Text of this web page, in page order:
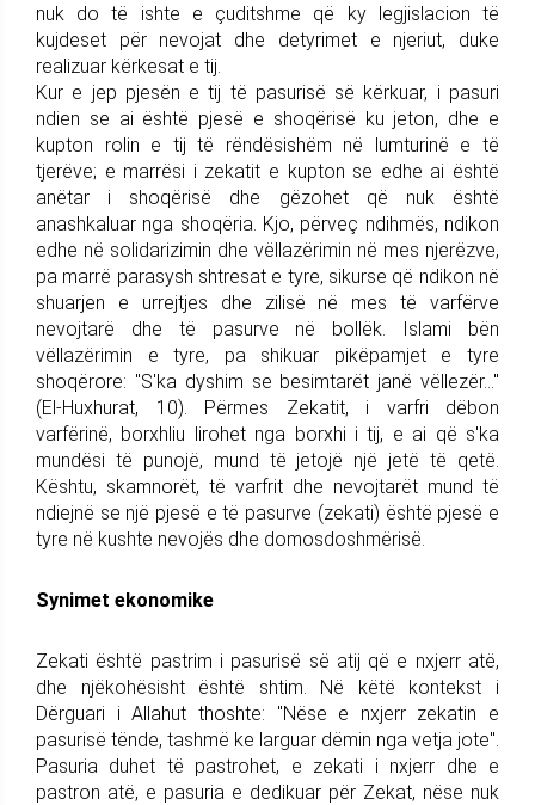
nuk do të ishte e çuditshme që ky legjislacion të
kujdeset për nevojat dhe detyrimet e njeriut, duke
realizuar kërkesat e tij.
Kur e jep pjesën e tij të pasurisë së kërkuar, i pasuri
ndien se ai është pjesë e shoqërisë ku jeton, dhe e
kupton rolin e tij të rëndësishëm në lumturinë e të
tjerëve; e marrësi i zekatit e kupton se edhe ai është
anëtar i shoqërisë dhe gëzohet që nuk është
anashkaluar nga shoqëria. Kjo, përveç ndihmës, ndikon
edhe në solidarizimin dhe vëllazërimin në mes njerëzve,
pa marrë parasysh shtresat e tyre, sikurse që ndikon në
shuarjen e urrejtjes dhe zilisë në mes të varfërve
nevojtarë dhe të pasurve në bollëk. Islami bën
vëllazërimin e tyre, pa shikuar pikëpamjet e tyre
shoqërore: "S'ka dyshim se besimtarët janë vëllezër..."
(El-Huxhurat, 10). Përmes Zekatit, i varfri dëbon
varfërinë, borxhliu lirohet nga borxhi i tij, e ai që s'ka
mundësi të punojë, mund të jetojë një jetë të qetë.
Kështu, skamnorët, të varfrit dhe nevojtarët mund të
ndiejnë se një pjesë e të pasurve (zekati) është pjesë e
tyre në kushte nevojës dhe domosdoshmërisë.
Synimet ekonomike
Zekati është pastrim i pasurisë së atij që e nxjerr atë,
dhe njëkohësisht është shtim. Në këtë kontekst i
Dërguari i Allahut thoshte: "Nëse e nxjerr zekatin e
pasurisë tënde, tashmë ke larguar dëmin nga vetja jote".
Pasuria duhet të pastrohet, e zekati i nxjerr dhe e
pastron atë, e pasuria e dedikuar për Zekat, nëse nuk